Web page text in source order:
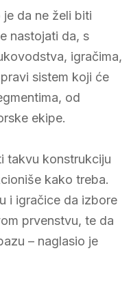
da ne želi biti
nastojati da, s
igračima,
sistem koji će
od
ekipe.
takvu konstrukciju
kako treba.
i igračice da izbore
prvenstvu, te da
– naglasio je